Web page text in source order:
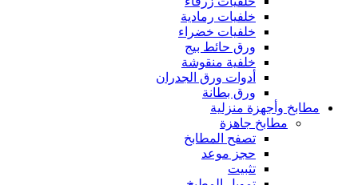
خلفيات رمادية
خلفيات خضراء
ورق حائط بيج
خلفية منقوشة
أدوات ورق الجدران
ورق بطانة
مطابخ وأجهزة منزلية
مطابخ جاهزة
تصفح المطابخ
حجز موعد
تثبيت